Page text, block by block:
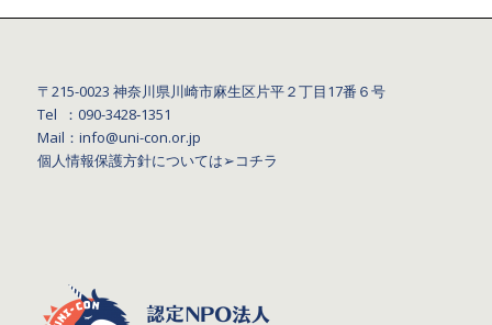
〒215-0023 神奈川県川崎市麻生区片平２丁目17番６号
Tel ：090-3428‐1351
Mail：info@uni-con.or.jp
個人情報保護方針については➢コチラ